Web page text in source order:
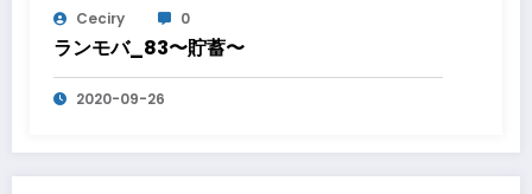
Ceciry 0
ランモバ_83〜貯蓄〜
2020-09-26